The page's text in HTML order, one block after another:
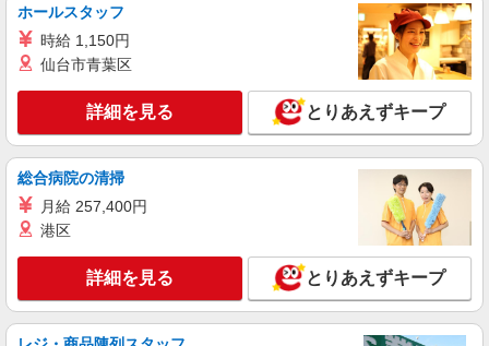
正社員
ソフトバンクイオンモール座間店
【店長職】ソフトバンクショップの携帯販売ス
月給 260,000円 〜 322,000円 試用期間あり 6
ヶ月 月給25万円以上 ※経験・能力による 【試用
期間】月給 260000 円 〜 322000 円
■ソフトバンクイオンモール座間店 神奈川県
座間市 広野台2丁目 10‐4 イオンモール座間3F
キープ 詳細を見る
ワイモバイルイオンモール座間店
ワイモバイルショップの携帯販売スタッフ
月給 233,500円 〜 260,200円 固定残業代:
ホールスタッフ
時給 1,150円
仙台市青葉区
詳細を見る とりあえずキープ
総合病院の清掃
月給 257,400円
港区
詳細を見る とりあえずキープ